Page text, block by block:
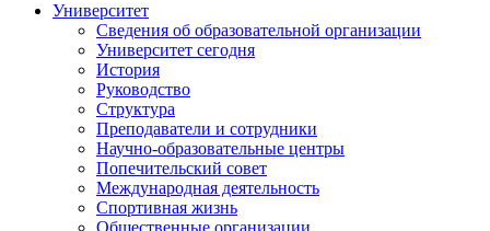
Университет
Сведения об образовательной организации
Университет сегодня
История
Руководство
Структура
Преподаватели и сотрудники
Научно-образовательные центры
Попечительский совет
Международная деятельность
Спортивная жизнь
Общественные организации